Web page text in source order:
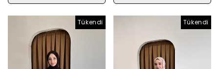
Tükendi Tükendi
Tükendi